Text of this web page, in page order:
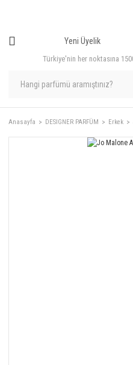
Türkiye'nin her noktasına
Yeni Üyelik
Anasayfa DESIGNER PARFÜM Erkek